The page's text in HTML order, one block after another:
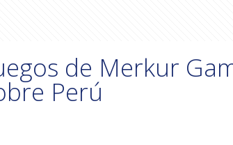
de Merkur
Perú